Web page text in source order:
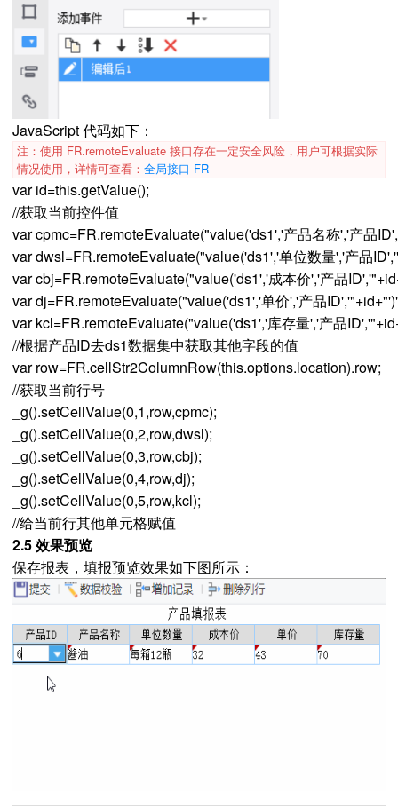
JavaScript 代码如下：
注：使用 FR.remoteEvaluate 接口存在一定安全风险，用户可根据实际
情况使用，详情可查看： 全局接口-FR
var id=this.getValue();
//获取当前控件值
var cpmc=FR.remoteEvaluate("value('ds1','产品名称','产品
var dwsl=FR.remoteEvaluate("value('ds1','单位数量','产品
var cbj=FR.remoteEvaluate("value('ds1','成本价','产品
var dj=FR.remoteEvaluate("value('ds1','单价','产品
var kcl=FR.remoteEvaluate("value('ds1','库存量','产品
//根据产品ID去ds1数据集中获取其他字段的值
var row=FR.cellStr2ColumnRow(this.options.location).row;
//获取当前行号
_g().setCellValue(0,1,row,cpmc);
_g().setCellValue(0,2,row,dwsl);
_g().setCellValue(0,3,row,cbj);
_g().setCellValue(0,4,row,dj);
_g().setCellValue(0,5,row,kcl);
//给当前行其他单元格赋值
2.5 效果预览
保存报表，填报预览效果如下图所示：